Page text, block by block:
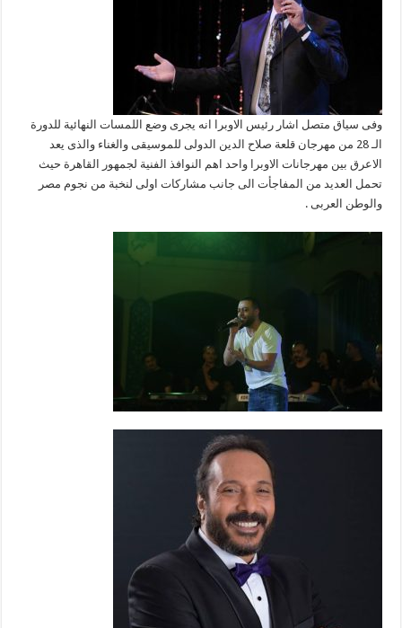
وفى سياق متصل اشار رئيس الاوبرا انه يجرى وضع اللمسات النهائية للدورة
الـ 28 من مهرجان قلعة صلاح الدين الدولى للموسيقى والغناء والذى يعد
الاعرق بين مهرجانات الاوبرا واحد اهم النوافذ الفنية لجمهور القاهرة حيث
تحمل العديد من المفاجأت الى جانب مشاركات اولى لنخبة من نجوم مصر
والوطن العربى .